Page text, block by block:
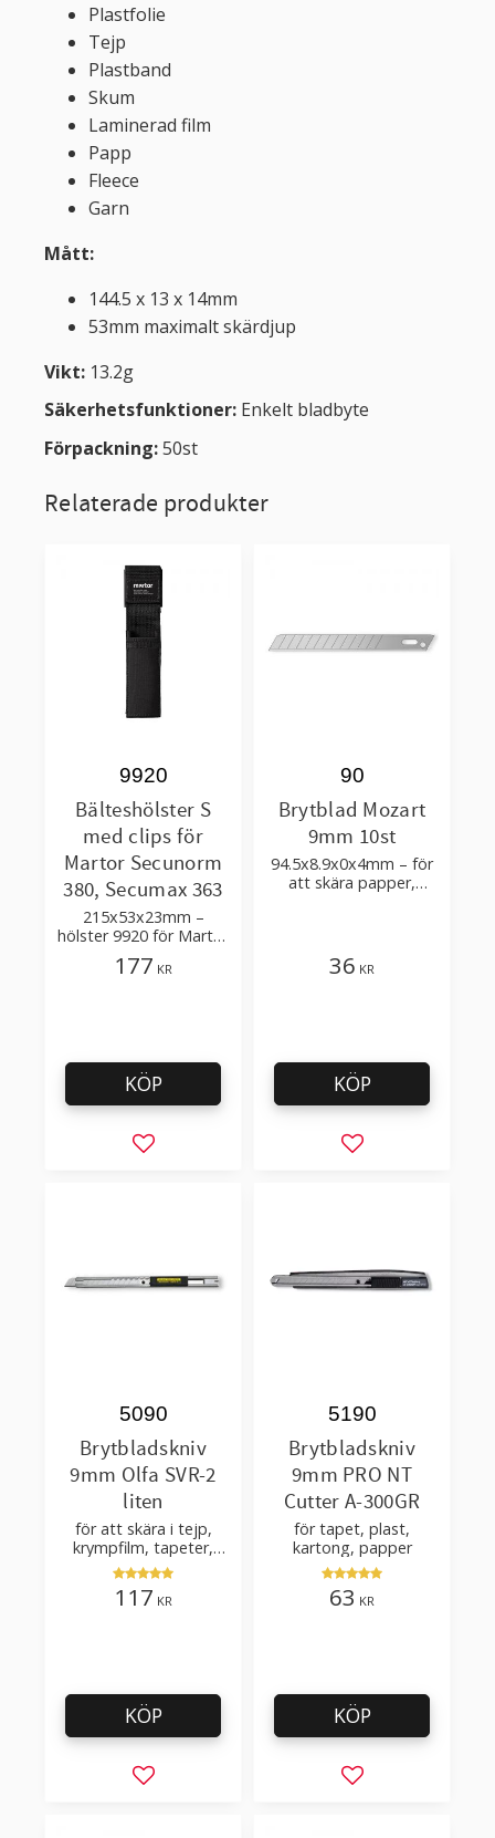
Plastfolie
Tejp
Plastband
Skum
Laminerad film
Papp
Fleece
Garn
Mått:
144.5 x 13 x 14mm
53mm maximalt skärdjup
Vikt: 13.2g
Säkerhetsfunktioner: Enkelt bladbyte
Förpackning:50st
Relaterade produkter
Bälteshölster S
med clips för
Martor Secunorm
380, Secumax 363
215x53x23mm –
hölster 9920 för Martor
säkerhetsknivar
9920
177 KR
Lägg till i favoriter
KÖP
Brytblad Mozart
9mm 10st
94.5x8.9x0x4mm – för
att skära papper,
90
36 KR
Lägg till i
KÖP
Brytbladskniv
9mm Olfa SVR-2
liten
för att skära i tejp,
krympfilm, tapeter,
film, kartong, skum –
med knivblad 58°
5090
117 KR
Lägg till i favoriter
KÖP
Brytbladskniv
9mm PRO NT
Cutter A-300GR
för tapet, plast,
kartong, papper
5190
63 KR
Lägg till i
KÖP